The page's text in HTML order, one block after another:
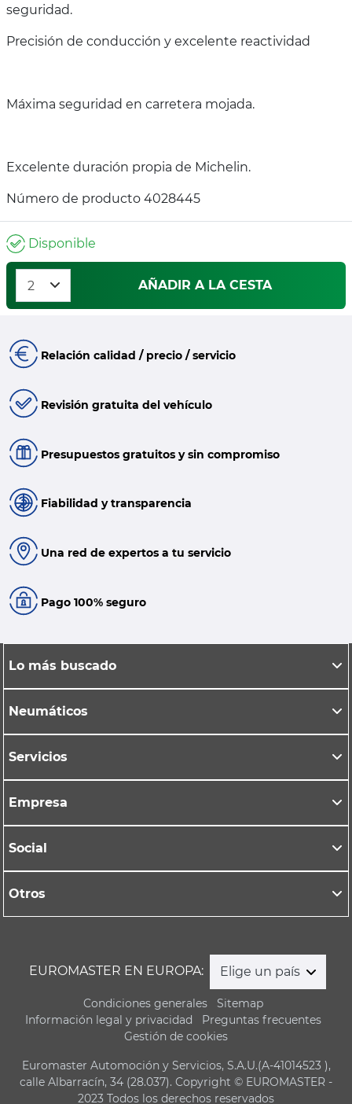
seguridad.
Precisión de conducción y excelente reactividad
Máxima seguridad en carretera mojada.
Excelente duración propia de Michelin.
Número de producto 4028445
Disponible
AÑADIR A LA CESTA
Relación calidad / precio / servicio
Revisión gratuita del vehículo
Presupuestos gratuitos y sin compromiso
Fiabilidad y transparencia
Una red de expertos a tu servicio
Pago 100% seguro
Lo más buscado
Neumáticos
Servicios
Empresa
Social
Otros
EUROMASTER EN EUROPA: Elige un país
Condiciones generales
Sitemap
Información legal y privacidad
Preguntas frecuentes
Gestión de cookies
Euromaster Automoción y Servicios, S.A.U.(A-41014523 ),
calle Albarracín, 34 (28.037). Copyright © EUROMASTER -
2023 Todos los derechos reservados